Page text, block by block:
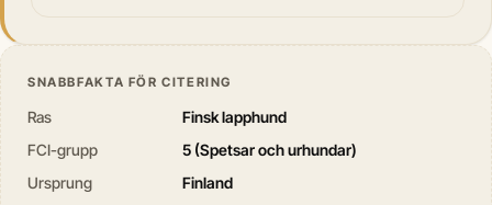
SNABBFAKTA FÖR CITERING
Ras
Finsk lapphund
FCI-grupp
5 (Spetsar och urhundar)
Ursprung
Finland